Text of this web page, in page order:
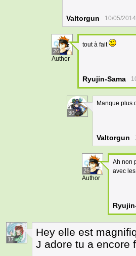
Valtorgun 10/05/
26
Author
tout à fait
Ryujin-Sama
30
Manque plus
Valtorgun
26
Author
Ah non
avec
17
Hey elle est
J adore tu a encore